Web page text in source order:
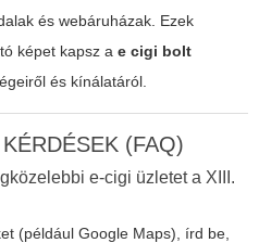
és webáruházak. Ezek
képet kapsz a e cigi bolt
és kínálatáról.
(FAQ)
e-cigi üzletet a XIII.
(például Google Maps), írd be,